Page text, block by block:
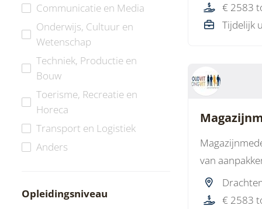
Communicatie en Media
Onderwijs, Cultuur en
Wetenschap
Techniek, Productie en
Bouw
Toerisme, Recreatie en
Horeca
Transport en Logistiek
Anders
Opleidingsniveau
€ 2583
Tijdelijk
van
€ 2583